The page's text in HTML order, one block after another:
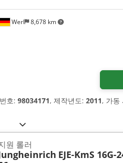
Werl 8,678 km
호: 98034171, 제작년도: 2011, 가동
원 롤러
EJE-KmS 16G-